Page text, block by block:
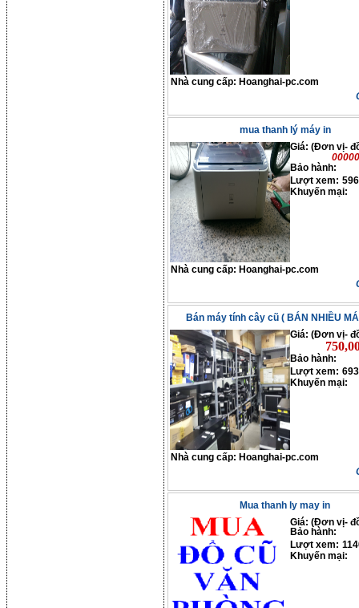
Nhà cung cấp: Hoanghai-pc.com
mua thanh lý máy in
Giá: (Đơn vị-
Bảo hành:
Lượt xem:
Khuyến mại:
Nhà cung cấp: Hoanghai-pc.com
Bán máy tính cây cũ ( BÁN NHIỀU
Giá: (Đơn vị-
Bảo hành:
Lượt xem:
Khuyến mại:
Nhà cung cấp: Hoanghai-pc.com
Mua thanh ly may in
Giá: (Đơn vị-
Bảo hành:
Lượt xem:
Khuyến mại: